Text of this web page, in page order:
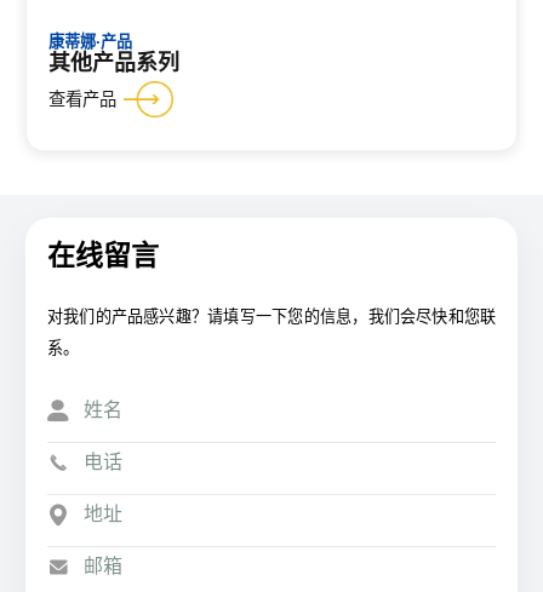
康蒂娜·产品
其他产品系列
查看产品
在线留言
对我们的产品感兴趣？请填写一下您的信息，我们会尽快和您联
系。